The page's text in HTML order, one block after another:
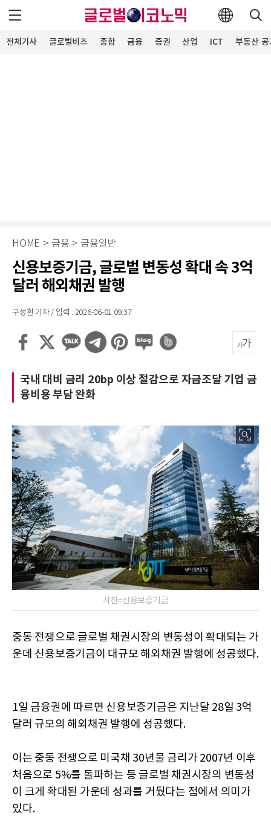
전체기사 글로벌비즈 종합 금융 증권 산업 ICT 부동산·
HOME > 금융 > 금융일반
신용보증기금, 글로벌 변동성 확대 속 3억
달러 해외채권 발행
구성환 기자 / 입력 : 2026-06-01 09:37
국내 대비 금리 20bp 이상 절감으로 자금조달 기업 금
융비용 부담 완화
사진=신용보증기금
중동 전쟁으로 글로벌 채권시장의 변동성이 확대되는 가
운데 신용보증기금이 대규모 해외채권 발행에 성공했다.
1일 금융권에 따르면 신용보증기금은 지난달 28일 3억
달러 규모의 해외채권 발행에 성공했다.
이는 중동 전쟁으로 미국채 30년물 금리가 2007년 이후
처음으로 5%를 돌파하는 등 글로벌 채권시장의 변동성
이 크게 확대된 가운데 성과를 거뒀다는 점에서 의미가
있다.